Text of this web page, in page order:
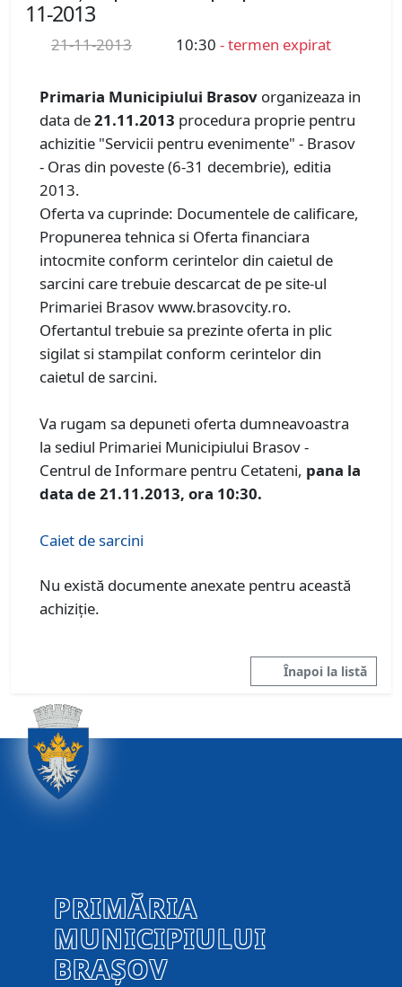
11-2013
21-11-2013 10:30 - termen expirat
Primaria Municipiului Brasov organizeaza in
data de21.11.2013 procedura proprie pentru
achizitie "Servicii pentru evenimente" - Brasov
- Oras din poveste (6-31 decembrie), editia
2013.
Oferta va cuprinde: Documentele de calificare,
Propunerea tehnica si Oferta financiara
intocmite conform cerintelor din caietul de
sarcini care trebuie descarcat de pe site-ul
Primariei Brasov www.brasovcity.ro.
Ofertantul trebuie sa prezinte oferta in plic
sigilat si stampilat conform cerintelor din
caietul de sarcini.
Va rugam sa depuneti oferta dumneavoastra
la sediul Primariei Municipiului Brasov -
Centrul de Informare pentru Cetateni, pana la
data de 21.11.2013, ora 10:30.
Caiet de sarcini
Nu există documente anexate pentru această
achiziție.
Înapoi la listă
PRIMĂRIA
MUNICIPIULUI
BRAȘOV